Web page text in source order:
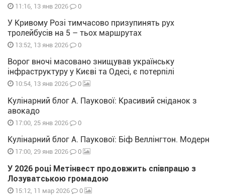
11:16, 13 янв 2026 0
У Кривому Розі тимчасово призупинять рух
тролейбусів на 5 – тьох маршрутах
13:52, 13 янв 2026 0
Ворог вночі масовано знищував українську
інфраструктуру у Києві та Одесі, є потерпілі
10:54, 13 янв 2026 0
Кулінарний блог А. Паукової: Красивий сніданок з
авокадо
17:00, 25 янв 2026 0
Кулінарний блог А. Паукової: Біф Веллінгтон. Модерн
17:00, 29 янв 2026 0
У 2026 році Метінвест продовжить співпрацю з
Лозуватською громадою
15:12, 11 мар 2026 0